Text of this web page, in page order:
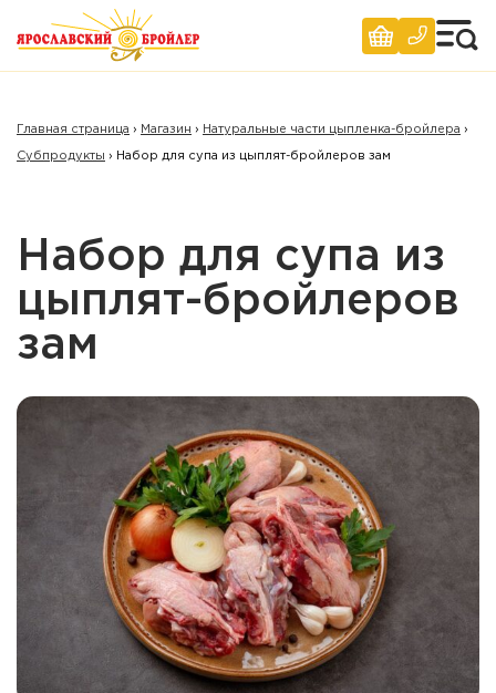
Главная страница › Магазин › Натуральные части цыпленка-бройлера ›
Субпродукты › Набор для супа из цыплят-бройлеров зам
Набор для супа из
цыплят-бройлеров
зам